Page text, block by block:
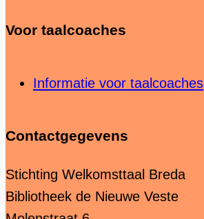
Voor taalcoaches
Informatie voor taalcoaches
Contactgegevens
Stichting Welkomsttaal Breda
Bibliotheek de Nieuwe Veste